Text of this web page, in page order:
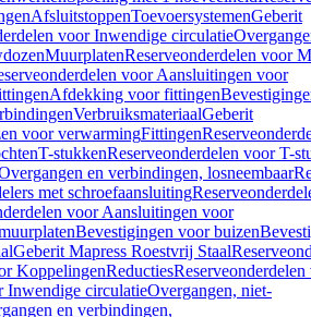
AfsluitstoppenToevoersystemenGeberit
voor Inwendige circulatie
MuurplatenReserveonderdelen voor
voor Aansluitingen voor
Afdekking voor fittingen
VerbruiksmateriaalGeberit
voor verwarmingFittingen
T-stukkenReserveonderdelen voor T-
en verbindingen, losneembaar
met schroefaansluiting
voor Aansluitingen voor
Bevestigingen voor buizen
Geberit Mapress Roestvrij Staal
KoppelingenReductiesReserveonderdelen
Inwendige circulatieOvergangen, niet-
en verbindingen,